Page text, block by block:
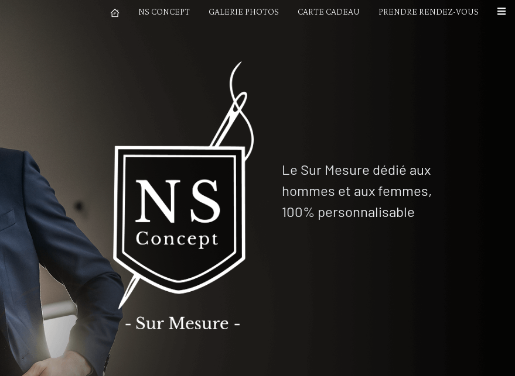
NS CONCEPT GALERIE PHOTOS CARTE CADEAU PRENDRE RENDEZ-VOUS
Le Sur Mesure dédié aux
hommes et aux femmes,
100% personnalisable